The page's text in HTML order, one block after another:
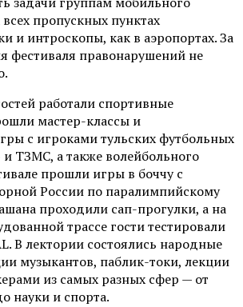
пропускных пунктах
и интроскопы, как в аэропортах. За
фестиваля правонарушений не
работали спортивные
мастер-классы и
с игроками тульских футбольных
и ТЗМС, а также волейбольного
прошли игры в боччу с
России по паралимпийскому
проходили сап-прогулки, а на
трассе гости тестировали
В лектории состоялись народные
музыкантов, паблик-токи, лекции
из самых разных сфер — от
науки и спорта.